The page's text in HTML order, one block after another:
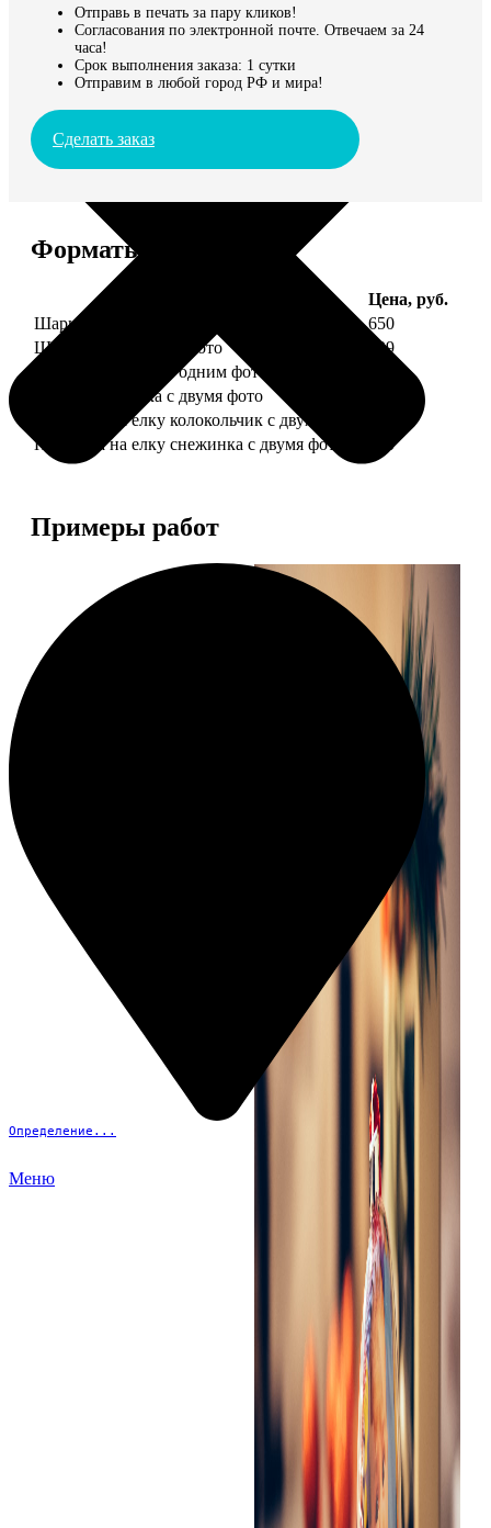
Определение...
Меню
Отправь в печать за пару кликов!
Согласования по электронной почте. Отвечаем за 24
часа!
Срок выполнения заказа: 1 сутки
Отправим в любой город РФ и мира!
Сделать заказ
Форматы и цены
Цена, руб.
Шарик елочный с 1 фото
650
Шарик елочный с 2 фото
699
Шарик-шкатулка с одним фото
Шарик-шкатулка с двумя фото
Подвеска на елку колокольчик с двумя фото
Подвеска на елку снежинка с двумя фото
590
Примеры работ